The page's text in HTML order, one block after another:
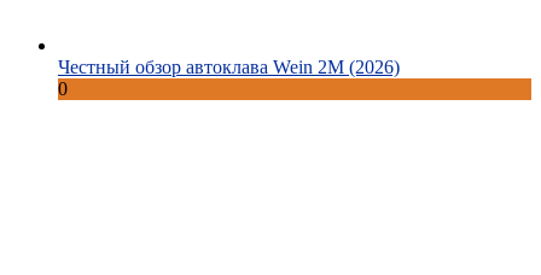
Честный обзор автоклава Wein 2M (2026)
0